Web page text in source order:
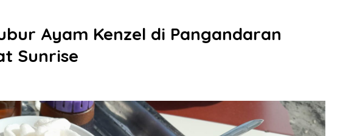
Ayam Kenzel di Pangandaran
Sunrise